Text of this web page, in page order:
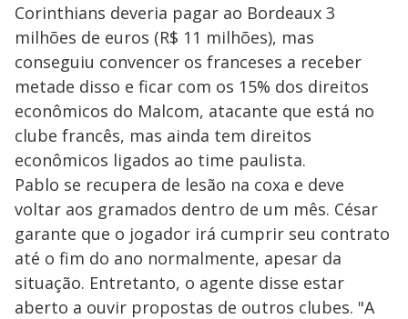
Corinthians deveria pagar ao Bordeaux 3
milhões de euros (R$ 11 milhões), mas
conseguiu convencer os franceses a receber
metade disso e ficar com os 15% dos direitos
econômicos do Malcom, atacante que está no
clube francês, mas ainda tem direitos
econômicos ligados ao time paulista.
Pablo se recupera de lesão na coxa e deve
voltar aos gramados dentro de um mês. César
garante que o jogador irá cumprir seu contrato
até o fim do ano normalmente, apesar da
situação. Entretanto, o agente disse estar
aberto a ouvir propostas de outros clubes. "A